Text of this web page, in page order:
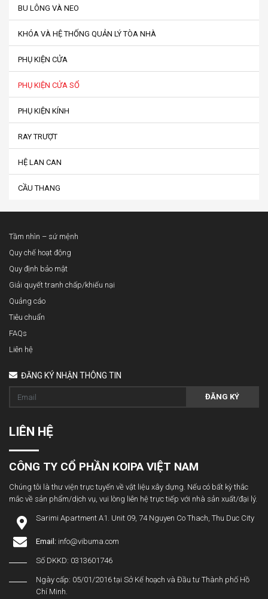
BU LÔNG VÀ NEO
KHÓA VÀ HỆ THỐNG QUẢN LÝ TÒA NHÀ
PHỤ KIỆN CỬA
PHỤ KIỆN CỬA SỔ
PHỤ KIỆN KÍNH
RAY TRƯỢT
HỆ LAN CAN
CẦU THANG
Tầm nhìn – sứ mệnh
Quy chế hoạt động
Quy định bảo mật
Giải quyết tranh chấp/khiếu nại
Quảng cáo
Tiêu chuẩn
FAQs
Liên hệ
ĐĂNG KÝ NHẬN THÔNG TIN
ĐĂNG KÝ
LIÊN HỆ
CÔNG TY CỔ PHẦN KOIPA VIỆT NAM
Chúng tôi là thư viện trực tuyến về vật liệu xây dựng. Nếu có bất kỳ thắc
mắc về sản phẩm/dịch vụ, vui lòng liên hệ trực tiếp với nhà sản xuất/đại lý.
Sarimi Apartment A1. Unit 09, 74 Nguyen Co Thach, Thu Duc City
Email: info@vibuma.com
Số DKKD: 0313601746
Ngày cấp: 05/01/2016 tại Sở Kế hoạch và Đầu tư Thành phố Hồ
Chí Minh.